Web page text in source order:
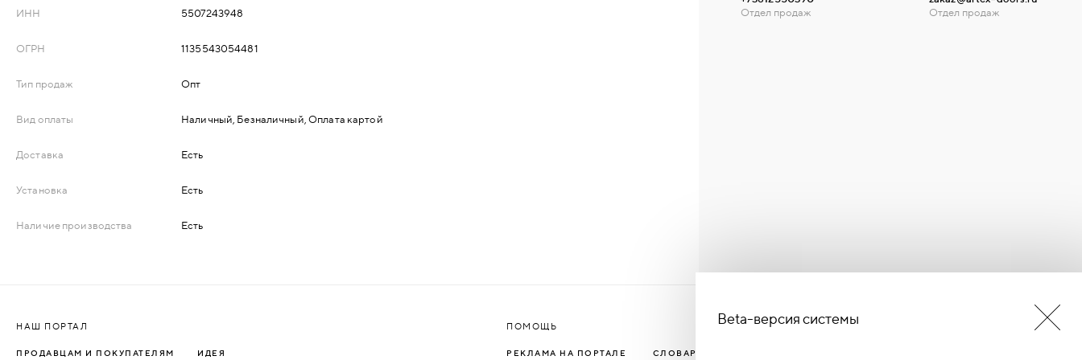
КОМБИНИРОВАННЫЕ
ИНН 5507243948
ОГРН 1135543054481
Тип продаж Опт
Вид оплаты Наличный, Безналичный, Оплата картой
Доставка Есть
Установка Есть
Наличие производства Есть
Отдел продаж
Отдел продаж
НАШ ПОРТАЛ
ПРОДАВЦАМ И ПОКУПАТЕЛЯМ ИДЕЯ
ПОМОЩЬ
РЕКЛАМА НА ПОРТАЛЕ СЛОВАРЬ ТЕРМИНОВ
БУДЬ В КУРСЕ НОВОСТЕЙ
Beta-версия системы